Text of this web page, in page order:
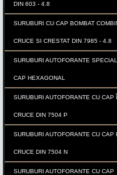
DIN 603 - 4.8
SURUBURI CU CAP BOMBAT
CRUCE SI CRESTAT DIN 7985 - 4.8
SURUBURI AUTOFORANTE
CAP HEXAGONAL
SURUBURI AUTOFORANTE CU CAP
CRUCE DIN 7504 P
SURUBURI AUTOFORANTE CU CAP
CRUCE DIN 7504 N
SURUBURI AUTOFORANTE CU CAP